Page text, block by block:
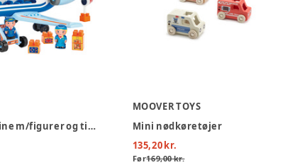
Flyvemaskine m/figurer og tilbehør
MOOVER TOYS
Mini nødkøretøjer
135,20 kr.
Før169,00 kr.